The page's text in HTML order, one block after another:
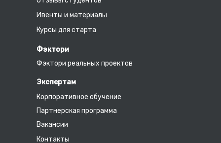
Экспертам
Партнерская программа
Контакты
Ивенты и материалы
Корпоративное обучение
Вакансии
Курсы для старта
Фэктори
Фэктори реальных проектов